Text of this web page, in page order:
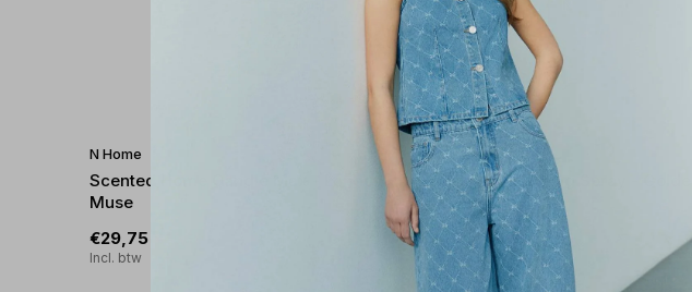
N Home
Scented Home Candle Max - London
Muse
€29,75
Incl. btw
N Home
Refreshing Clothing Spray - Golden
Alps 250ml
€8,25
€16,50
Incl. btw